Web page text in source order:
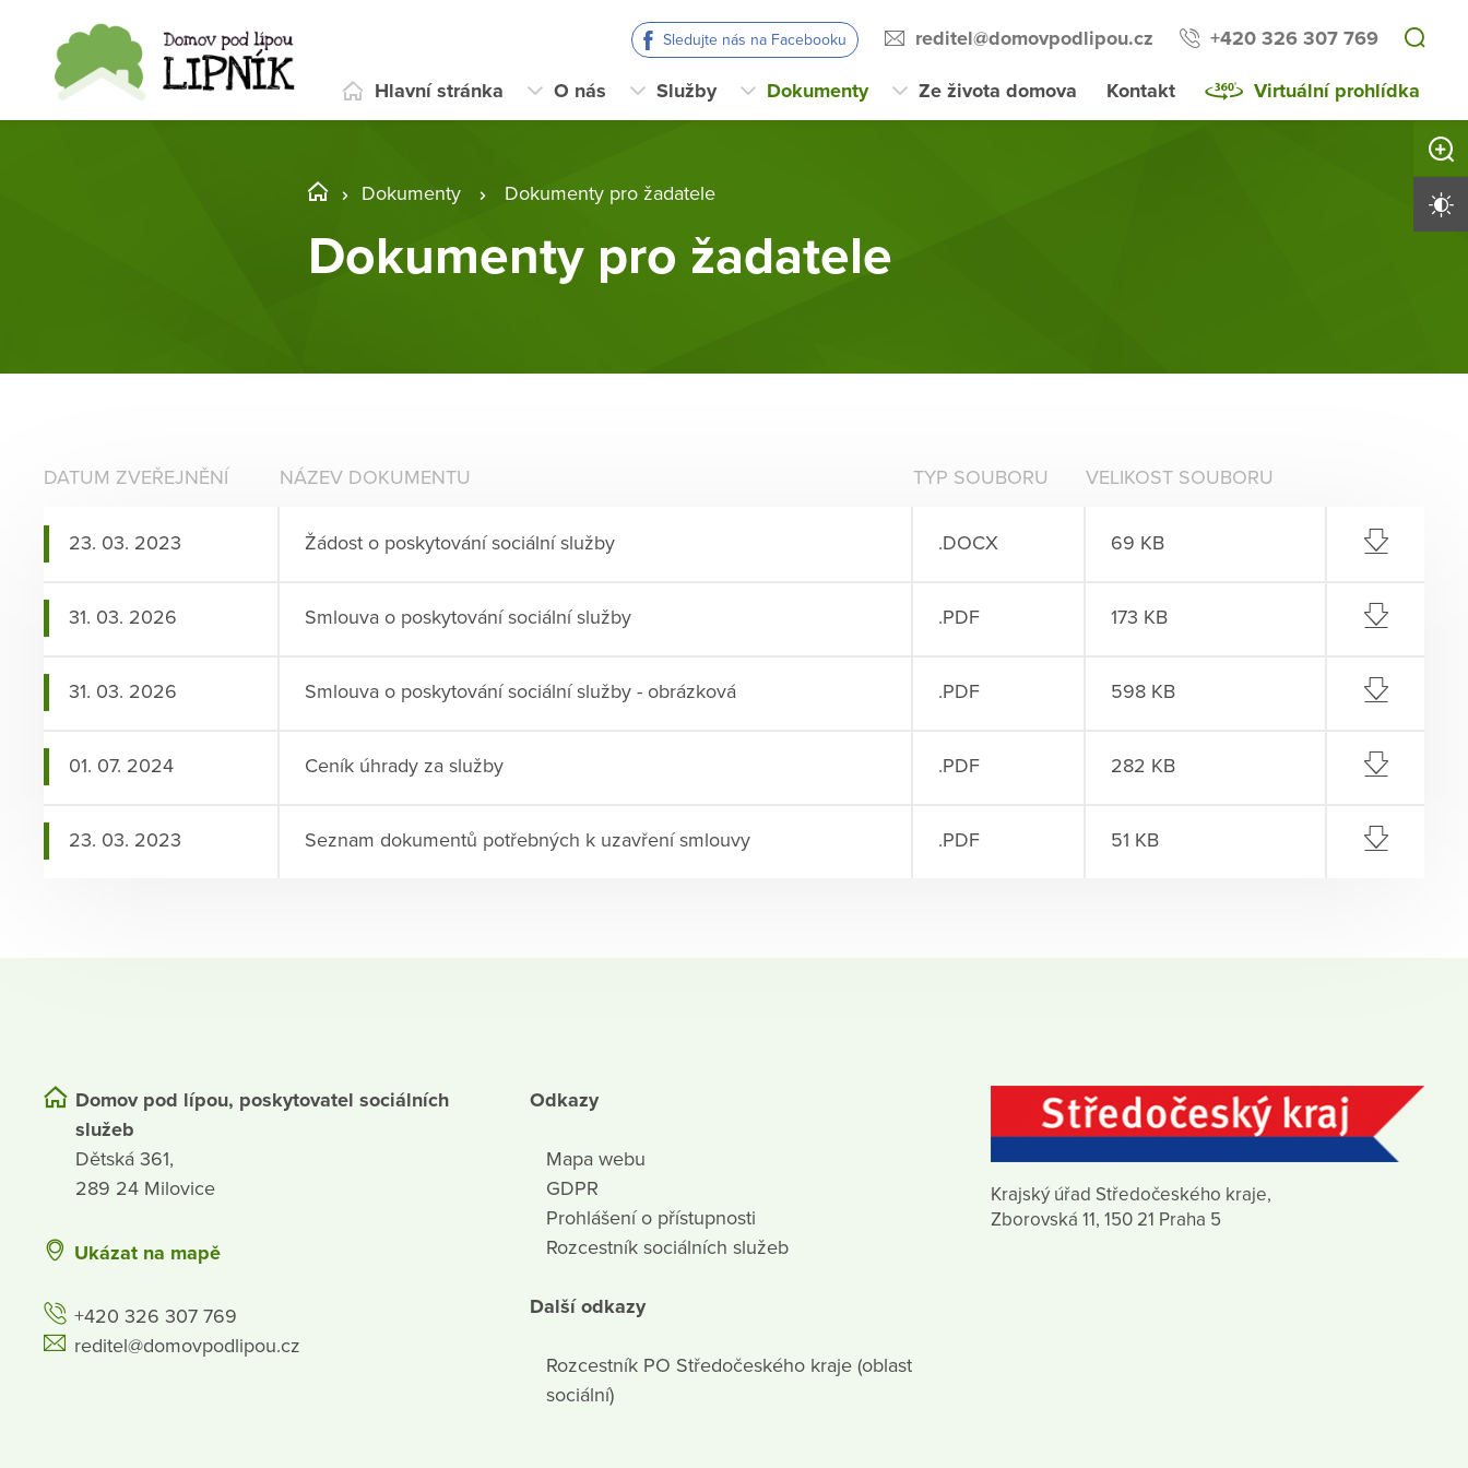
Sledujte nás na Facebooku reditel@domovpodlipou.cz +420 326 307 769
Hlavní stránka O nás Služby Dokumenty Ze života domova Kontakt Virtuální prohlídka
Dokumenty Dokumenty pro žadatele
Dokumenty pro žadatele
DATUM ZVEŘEJNĚNÍ NÁZEV DOKUMENTU TYP SOUBORU VELIKOST SOUBORU
23. 03. 2023 Žádost o poskytování sociální služby .DOCX 69 KB
31. 03. 2026 Smlouva o poskytování sociální služby .PDF 173 KB
31. 03. 2026 Smlouva o poskytování sociální služby - obrázková .PDF 598 KB
01. 07. 2024 Ceník úhrady za služby .PDF 282 KB
23. 03. 2023 Seznam dokumentů potřebných k uzavření smlouvy .PDF 51 KB
Domov pod lípou, poskytovatel sociálních
služeb
Dětská 361,
289 24 Milovice
Ukázat na mapě
+420 326 307 769
reditel@domovpodlipou.cz
Odkazy
Mapa webu
GDPR
Prohlášení o přístupnosti
Rozcestník sociálních služeb
Další odkazy
Rozcestník PO Středočeského kraje (oblast
sociální)
Krajský úřad Středočeského kraje,
Zborovská 11, 150 21 Praha 5